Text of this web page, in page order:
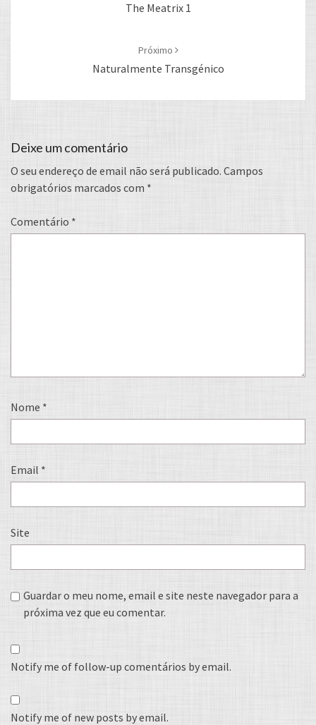
The Meatrix 1
Próximo
Naturalmente Transgénico
Deixe um comentário
O seu endereço de email não será publicado. Campos
obrigatórios marcados com *
Comentário *
Nome *
Email *
Site
Guardar o meu nome, email e site neste navegador para a
próxima vez que eu comentar.
Notify me of follow-up comentários by email.
Notify me of new posts by email.